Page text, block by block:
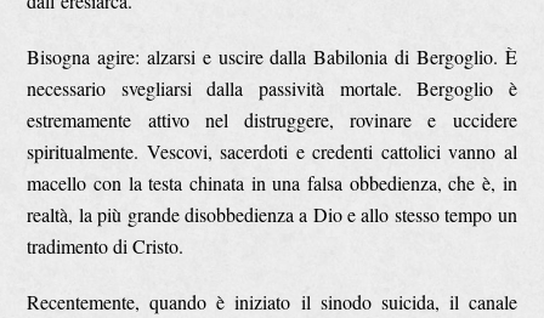
Bisogna agire: alzarsi e uscire dalla Babilonia di Bergoglio. È
necessario svegliarsi dalla passività mortale. Bergoglio è
estremamente attivo nel distruggere, rovinare e uccidere
spiritualmente. Vescovi, sacerdoti e credenti cattolici vanno al
macello con la testa chinata in una falsa obbedienza, che è, in
realtà, la più grande disobbedienza a Dio e allo stesso tempo un
tradimento di Cristo.
Recentemente, quando è iniziato il sinodo suicida, il canale